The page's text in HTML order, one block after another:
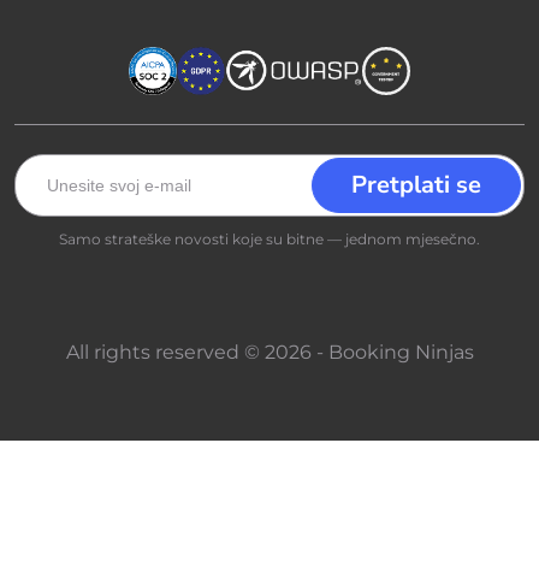
Samo strateške novosti koje su bitne — jednom mjesečno.
All rights reserved © 2026 - Booking Ninjas